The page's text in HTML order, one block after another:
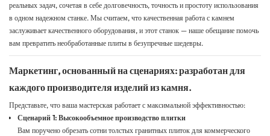
реальных задач, сочетая в себе долговечность, точность и простоту использования
в одном надежном станке. Мы считаем, что качественная работа с камнем
заслуживает качественного оборудования, и этот станок — наше обещание помочь
вам превратить необработанные плиты в безупречные шедевры.
Маркетинг, основанный на сценариях: разработан для
каждого производителя изделий из камня.
Представьте, что ваша мастерская работает с максимальной эффективностью:
Сценарий 1: Высокообъемное производство плитки
Вам поручено обрезать сотни толстых гранитных плиток для коммерческого